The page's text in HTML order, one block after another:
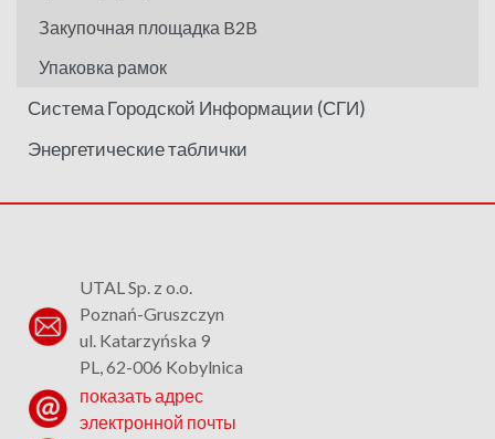
Закупочная площадка B2B
Упаковка рамок
Система Городской Информации (СГИ)
Энергетические таблички
UTAL Sp. z o.o.
Poznań-Gruszczyn
ul. Katarzyńska 9
PL, 62-006 Kobylnica
показать адрес
электронной почты